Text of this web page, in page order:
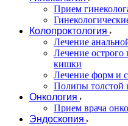
Прием
Колопроктология
Лечение
Лечение
кишки
Лечение форм и
Полипы толстой
Онкология
Прием врача
Эндоскопия